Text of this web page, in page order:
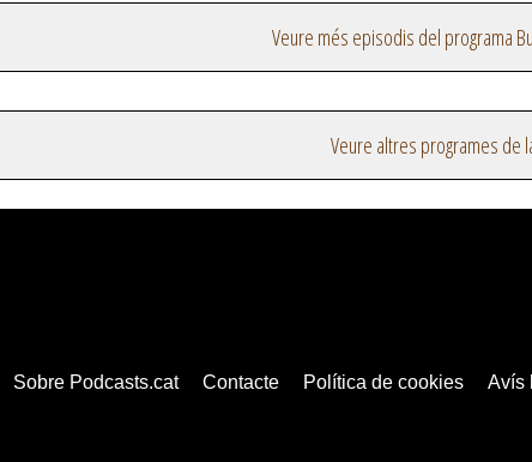
Veure més episodis del programa
Veure altres programes de
Sobre Podcasts.cat Contacte Política de cookies Avís